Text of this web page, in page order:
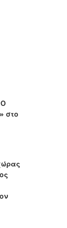
στο